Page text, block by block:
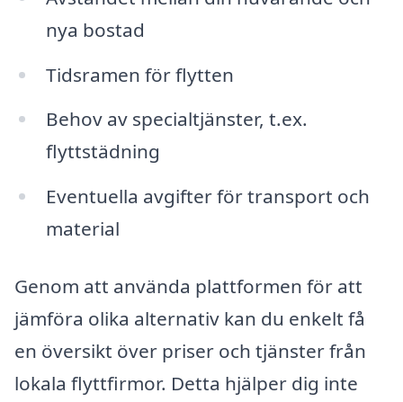
nya bostad
Tidsramen för flytten
Behov av specialtjänster, t.ex.
flyttstädning
Eventuella avgifter för transport och
material
Genom att använda plattformen för att
jämföra olika alternativ kan du enkelt få
en översikt över priser och tjänster från
lokala flyttfirmor. Detta hjälper dig inte